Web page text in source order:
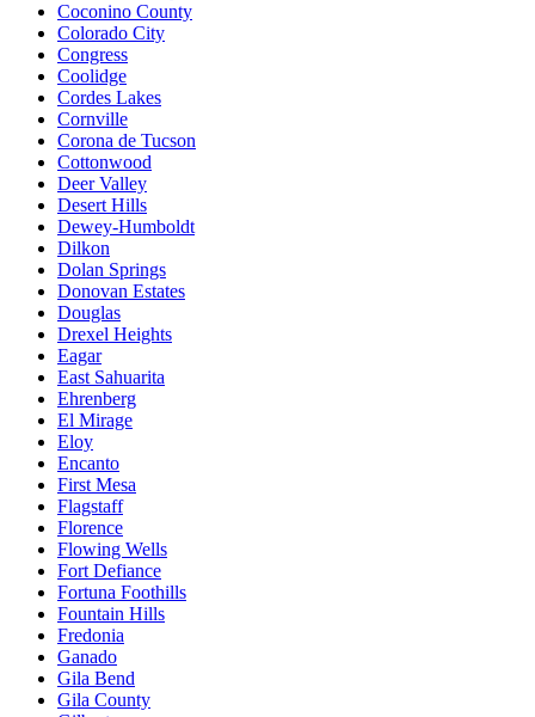
Coconino County
Colorado City
Congress
Coolidge
Cordes Lakes
Cornville
Corona de Tucson
Cottonwood
Deer Valley
Desert Hills
Dewey-Humboldt
Dilkon
Dolan Springs
Donovan Estates
Douglas
Drexel Heights
Eagar
East Sahuarita
Ehrenberg
El Mirage
Eloy
Encanto
First Mesa
Flagstaff
Florence
Flowing Wells
Fort Defiance
Fortuna Foothills
Fountain Hills
Fredonia
Ganado
Gila Bend
Gila County